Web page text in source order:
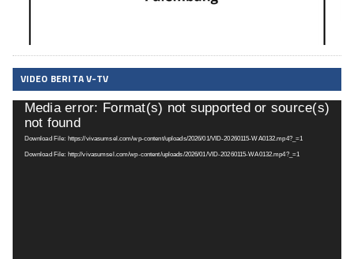
VIDEO BERITA V-TV
Pemutar
Video
Media error: Format(s) not supported or source(s)
not found
Download File: https://vivasumsel.com/wp-content/uploads/2026/01/VID-20260115-WA0132.mp4?_=1
Download File: http://vivasumsel.com/wp-content/uploads/2026/01/VID-20260115-WA0132.mp4?_=1